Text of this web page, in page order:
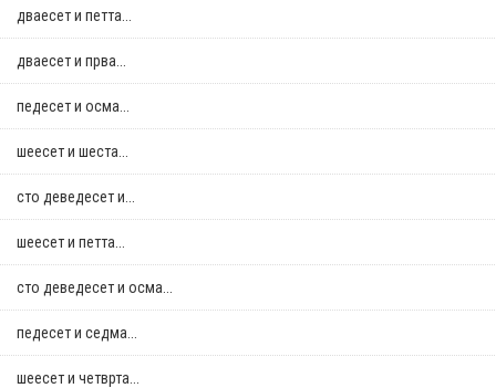
дваесет и петта...
дваесет и прва...
педесет и осма...
шеесет и шеста...
сто деведесет и...
шеесет и петта...
сто деведесет и осма...
педесет и седма...
шеесет и четврта...